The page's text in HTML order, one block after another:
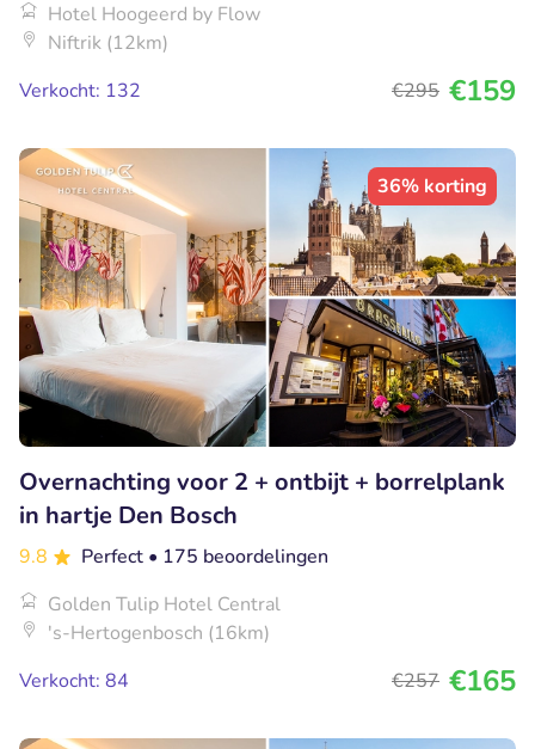
Hotel Hoogeerd by Flow
Niftrik (12km)
Verkocht: 132
€295 €159
36% korting
Overnachting voor 2 + ontbijt + borrelplank
in hartje Den Bosch
9.8 Perfect • 175 beoordelingen
Golden Tulip Hotel Central
's-Hertogenbosch (16km)
Verkocht: 84
€257 €165